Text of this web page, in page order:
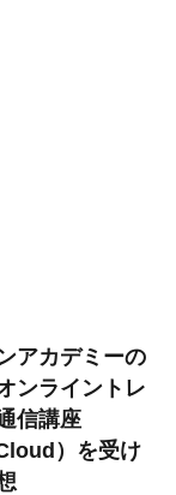
アカデミーの
ンライントレ
信講座
）を受け